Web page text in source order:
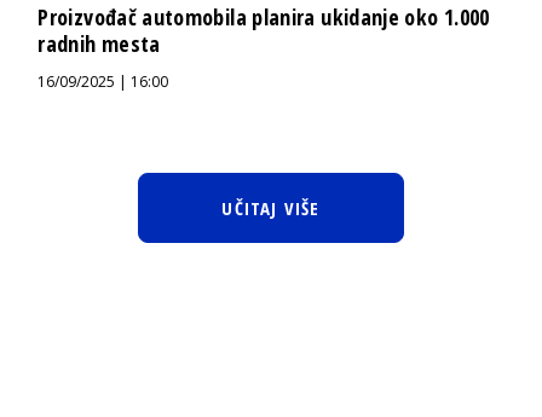
Proizvođač automobila planira ukidanje oko 1.000
radnih mesta
16/09/2025 | 16:00
UČITAJ VIŠE